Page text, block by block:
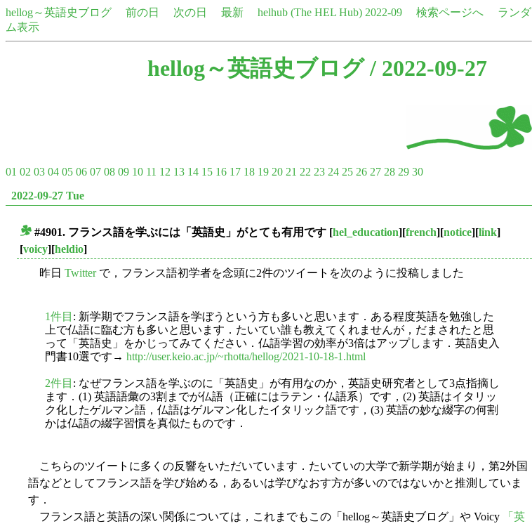
hellog～英語史ブログ 前の日 次の日 最新 helhub (The HEL Hub) 2022-09 検索ページへ
ランダ
ム表示
hellog～英語史ブログ/ 2022-09-27
01 02 03 04 05 06 07 08 09 10 11 12 13 14 15 16 17 18 19 20 21 22 23 24 25 26 27 28 29 30
2022-09-27 Tue
#4901. フランス語を学ぶには「英語史」がとても有用です [hel_education][french][notice][link]
[voicy][heldio]
昨日 Twitterで，フランス語初学者を念頭に2件のツイートを次のように投稿しました
1件目 : 新学期でフランス語を学ぼうという方も多いと思います．ある程度英語を勉強した
上で仏語に臨む方も多いと思います．たいてい誰も教えてくれませんが，だまされたと思
って「英語史」をかじってみてください．仏語学習の効率が3倍はアップします．英語史入
門書10選です→ http://user.keio.ac.jp/~rhotta/hellog/2021-10-18-1.html
2件目 : なぜフランス語を学ぶのに「英語史」が有用なのか，英語史研究者として3点指摘し
ます．(1) 英語語彙の3割までが仏語（正確にはラテン・仏語系）です，(2) 英語はイタリッ
ク化したゲルマン語，仏語はゲルマン化したイタリック語です，(3) 英語の妙な綴字の何割
かは仏語の綴字習慣を真似たものです．
こちらのツイートに多くの反響をいただいています．たいていの大学で新学期が始まり，第2外国
語などとしてフランス語を学び始める，あるいは学びなおす方が多いのではないかと推測していま
す．
フランス語と英語の深い関係については，これまでもこの「hellog～英語史ブログ」や Voicy
「英